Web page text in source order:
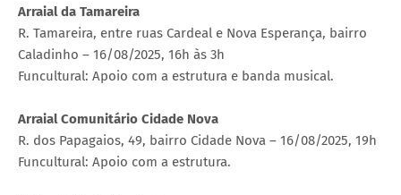
Arraial da Tamareira
R. Tamareira, entre ruas Cardeal e Nova Esperança, bairro
Caladinho – 16/08/2025, 16h às 3h
Funcultural: Apoio com a estrutura e banda musical.
Arraial Comunitário Cidade Nova
R. dos Papagaios, 49, bairro Cidade Nova – 16/08/2025, 19h
Funcultural: Apoio com a estrutura.